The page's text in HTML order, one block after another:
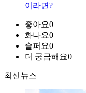
이라면?
좋아요0
화나요0
슬퍼요0
더 궁금해요0
최신뉴스